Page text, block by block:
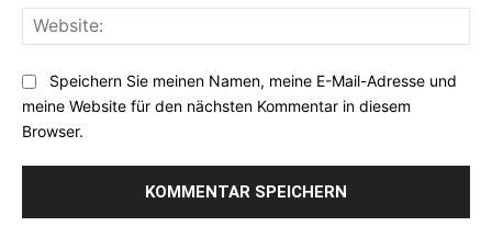
Speichern Sie meinen Namen, meine E-Mail-Adresse und
meine Website für den nächsten Kommentar in diesem
Browser.